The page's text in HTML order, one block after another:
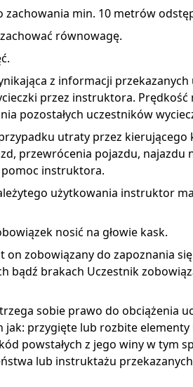
min. 10 metrów
równowagę.
z informacji
przez instruktora.
pozostałych uczestników
utraty przez
przewrócenia pojazdu, najazdu
pomoc instruktora.
użytkowania instruktor
nosić na głowie kask.
zobowiązany do zapoznania
bądź brakach Uczestnik
sobie prawo do obciążenia
przygięte lub rozbite
powstałych z jego winy w tym
lub instruktażu